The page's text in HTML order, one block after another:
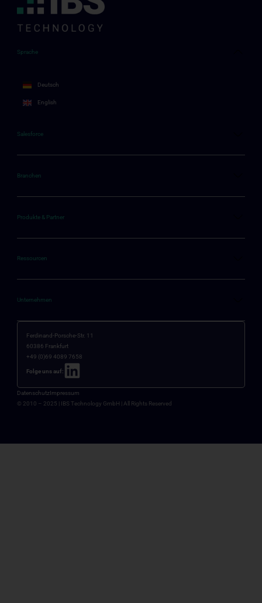
Sprache
Deutsch
English
Salesforce
Branchen
Produkte & Partner
Ressourcen
Unternehmen
Ferdinand-Porsche-Str. 11
60386 Frankfurt
+49 (0)69 4089 7658
Folge uns auf:
Datenschutz Impressum
© 2010 – 2025 |
IBS Technology GmbH | All Rights Reserved